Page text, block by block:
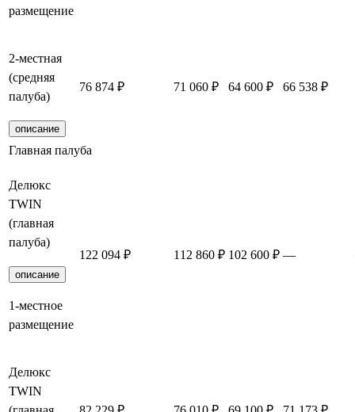
размещение
2-местная
(средняя
палуба)
описание
76 874 ₽ 71 060 ₽ 64 600 ₽ 66 538 ₽
Главная палуба
Делюкс
TWIN
(главная
палуба)
описание
1-местное
размещение
122 094 ₽ 112 860 ₽ 102 600 ₽ —
Делюкс
TWIN